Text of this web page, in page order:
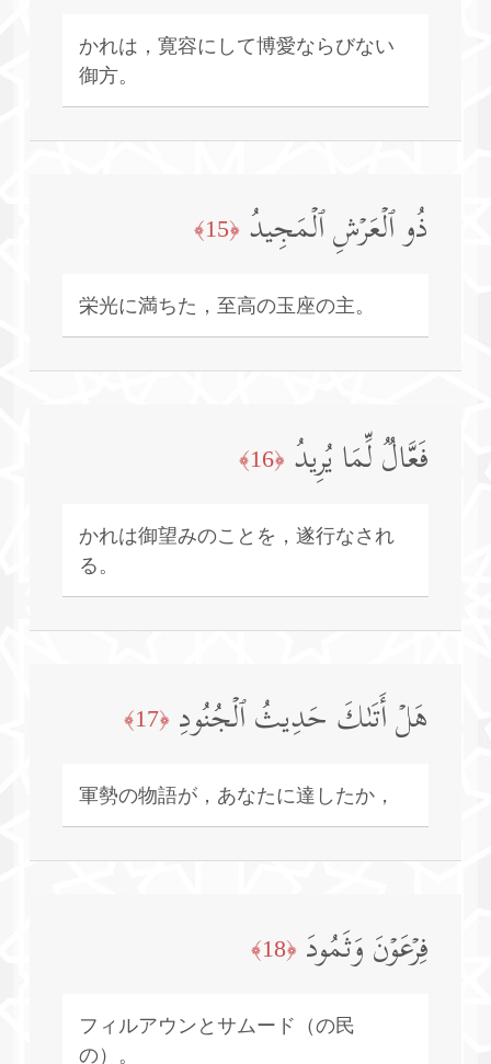
かれは，寛容にして博愛ならびない
御方。
ذُو ٱلۡعَرۡشِ ٱلۡمَجِیدُ ﴿15﴾
栄光に満ちた，至高の玉座の主。
فَعَّالࣱ لِّمَا یُرِیدُ ﴿16﴾
かれは御望みのことを，遂行なされ
る。
هَلۡ أَتَىٰكَ حَدِیثُ ٱلۡجُنُودِ ﴿17﴾
軍勢の物語が，あなたに達したか，
فِرۡعَوۡنَ وَثَمُودَ ﴿18﴾
フィルアウンとサムード（の民
の）。